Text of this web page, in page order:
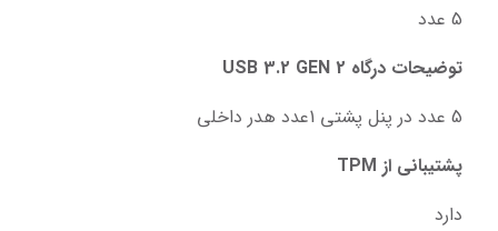
5 عدد
توضیحات درگاه USB 3.2 GEN 2
5 عدد در پنل پشتی 1عدد هدر داخلی
پشتیبانی از TPM
دارد